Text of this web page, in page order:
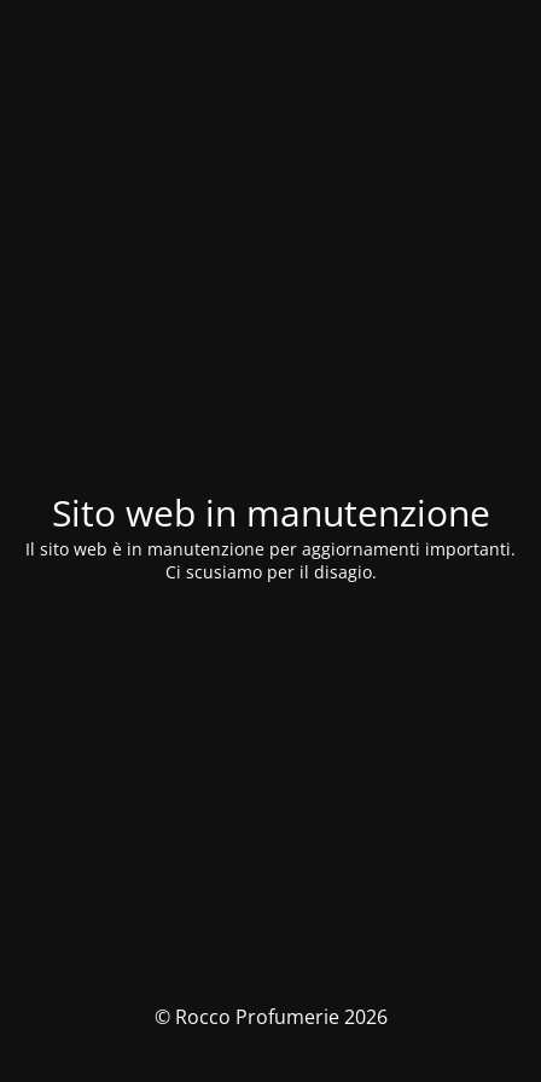
Sito web in manutenzione
Il sito web è in manutenzione per aggiornamenti importanti.
Ci scusiamo per il disagio.
© Rocco Profumerie 2026